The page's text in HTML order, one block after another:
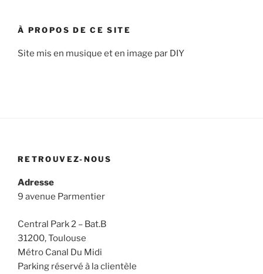
À PROPOS DE CE SITE
Site mis en musique et en image par DIY
RETROUVEZ-NOUS
Adresse
9 avenue Parmentier
Central Park 2 – Bat.B
31200, Toulouse
Métro Canal Du Midi
Parking réservé à la clientèle